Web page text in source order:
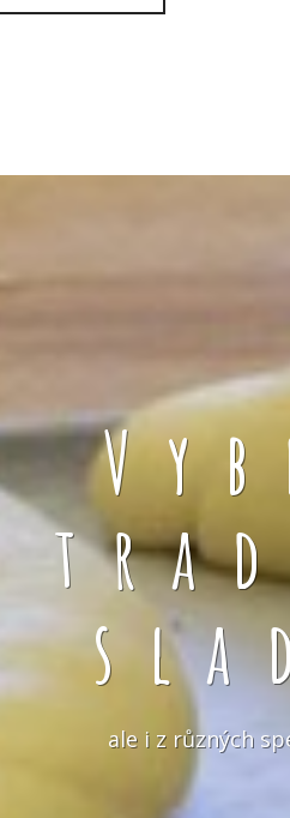
ale i z různých